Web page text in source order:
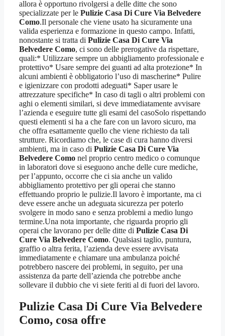
allora è opportuno rivolgersi a delle ditte che sono
specializzate per le Pulizie Casa Di Cure Via Belvedere
Como.Il personale che viene usato ha sicuramente una
valida esperienza e formazione in questo campo. Infatti,
nonostante si tratta di Pulizie Casa Di Cure Via
Belvedere Como, ci sono delle prerogative da rispettare,
quali:* Utilizzare sempre un abbigliamento professionale e
protettivo* Usare sempre dei guanti ad alta protezione* In
alcuni ambienti è obbligatorio l’uso di mascherine* Pulire
e igienizzare con prodotti adeguati* Saper usare le
attrezzature specifiche* In caso di tagli o altri problemi con
aghi o elementi similari, si deve immediatamente avvisare
l’azienda e eseguire tutte gli esami del casoSolo rispettando
questi elementi si ha a che fare con un lavoro sicuro, ma
che offra esattamente quello che viene richiesto da tali
strutture. Ricordiamo che, le case di cura hanno diversi
ambienti, ma in caso di Pulizie Casa Di Cure Via
Belvedere Como nel proprio centro medico o comunque
in laboratori dove si eseguono anche delle cure mediche,
per l’appunto, occorre che ci sia anche un valido
abbigliamento protettivo per gli operai che stanno
effettuando proprio le pulizie.Il lavoro è importante, ma ci
deve essere anche un adeguata sicurezza per poterlo
svolgere in modo sano e senza problemi a medio lungo
termine.Una nota importante, che riguarda proprio gli
operai che lavorano per delle ditte di Pulizie Casa Di
Cure Via Belvedere Como. Qualsiasi taglio, puntura,
graffio o altra ferita, l’azienda deve essere avvisata
immediatamente e chiamare una ambulanza poiché
potrebbero nascere dei problemi, in seguito, per una
assistenza da parte dell’azienda che potrebbe anche
sollevare il dubbio che vi siete feriti al di fuori del lavoro.
Pulizie Casa Di Cure Via Belvedere
Como, cosa offre